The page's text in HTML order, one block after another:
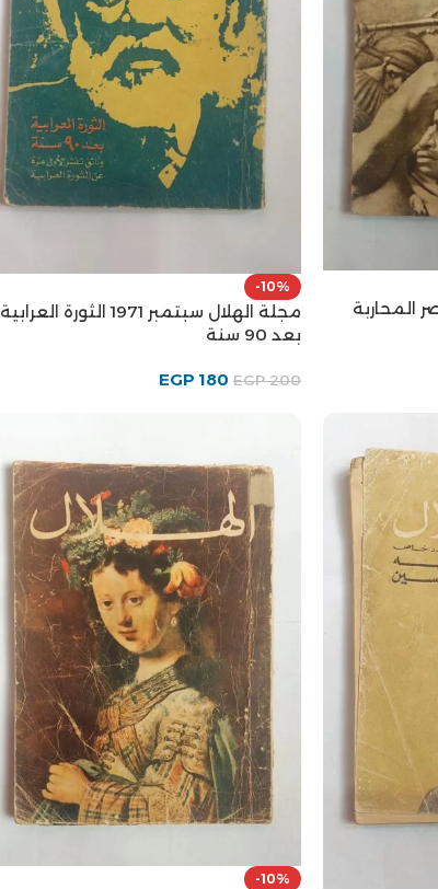
-10%
مجلة الهلال سبتمبر 1971 الثورة العرابية
بعد 90 سنة
EGP200
EGP 180
-10%